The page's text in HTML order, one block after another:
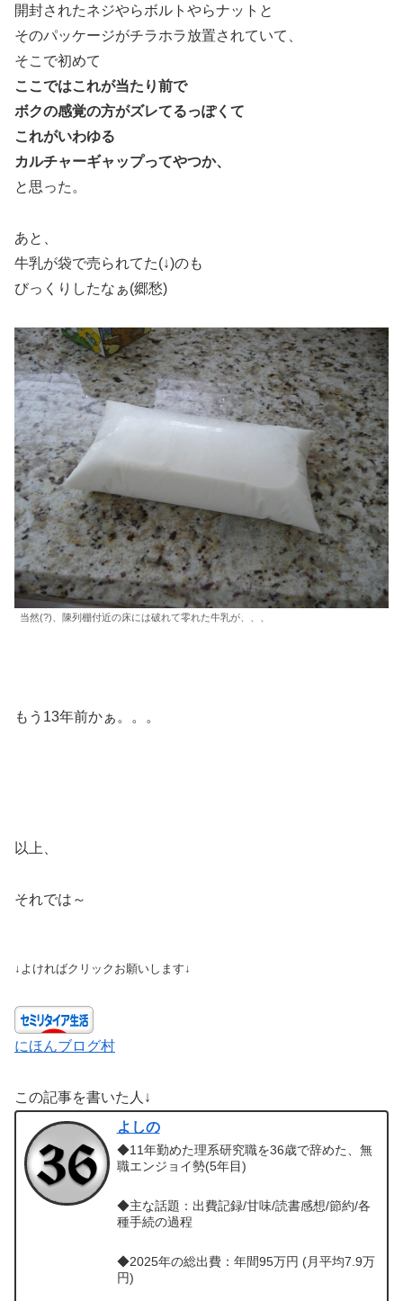
開封されたネジやらボルトやらナットと
そのパッケージがチラホラ放置されていて、
そこで初めて
ここではこれが当たり前で
ボクの感覚の方がズレてるっぽくて
これがいわゆる
カルチャーギャップってやつか、
と思った。
あと、
牛乳が袋で売られてた(↓)のも
びっくりしたなぁ(郷愁)
当然(?)、陳列棚付近の床には破れて零れた牛乳が、、、
もう13年前かぁ。。。
以上、
それでは～
↓よければクリックお願いします↓
にほんブログ村
この記事を書いた人↓
よしの
◆11年勤めた理系研究職を36歳で辞めた、無
職エンジョイ勢(5年目)
◆主な話題：出費記録/甘味/読書感想/節約/各
種手続の過程
◆2025年の総出費：年間95万円 (月平均7.9万
円)